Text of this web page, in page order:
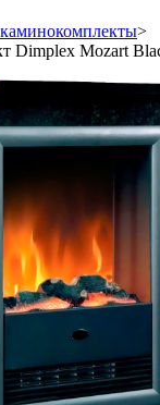
>
Dimplex Mozart